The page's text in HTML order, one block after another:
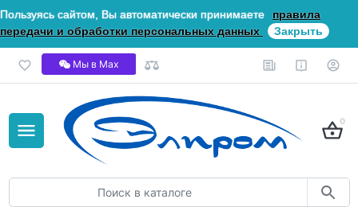
Пользуясь сайтом, Вы автоматически принимаете
правила
передачи и обработки персональных данных
Закрыть
Мы в Мах
0